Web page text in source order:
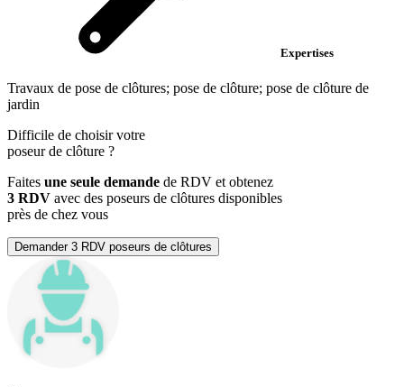
Expertises
Travaux de pose de clôtures; pose de clôture; pose de clôture de
jardin
Difficile de choisir votre
poseur de clôture ?
Faites une seule demande de RDV et obtenez
3 RDV avec des poseurs de clôtures disponibles
près de chez vous
Demander 3 RDV poseurs de clôtures